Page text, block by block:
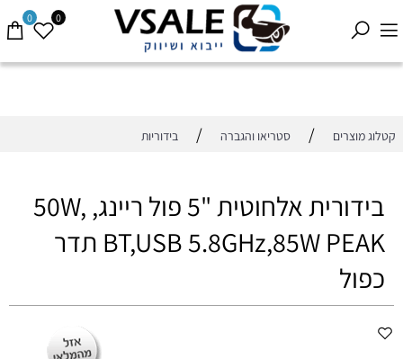
0 0
קטלוג מוצרים / סטריאו והגברה / בידוריות
בידורית אלחוטית "5 פול ריינג, 50W,
BT,USB 5.8GHz,85W PEAK תדר
כפול